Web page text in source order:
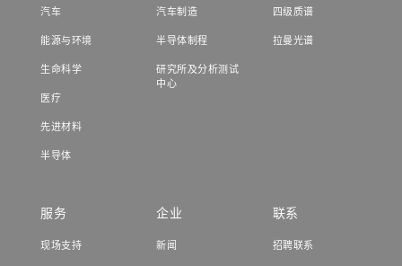
汽车
能源与环境
生命科学
医疗
先进材料
半导体
汽车制造
半导体制程
研究所及分析测试
中心
四级质谱
拉曼光谱
服务
现场支持
企业
新闻
联系
招聘联系